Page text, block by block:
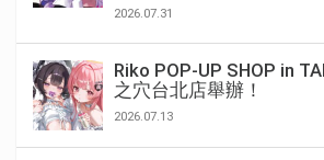
2026.07.31
Riko POP-UP SHOP in
之穴台北店舉辦！
2026.07.13